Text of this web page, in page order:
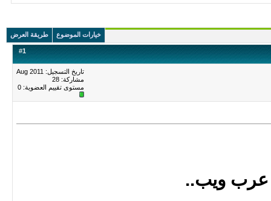
خيارات الموضوع طريقة العرض
#1
تاريخ التسجيل: Aug 2011
مشاركة: 28
مستوى تقييم العضوية: 0
عرب ويب..